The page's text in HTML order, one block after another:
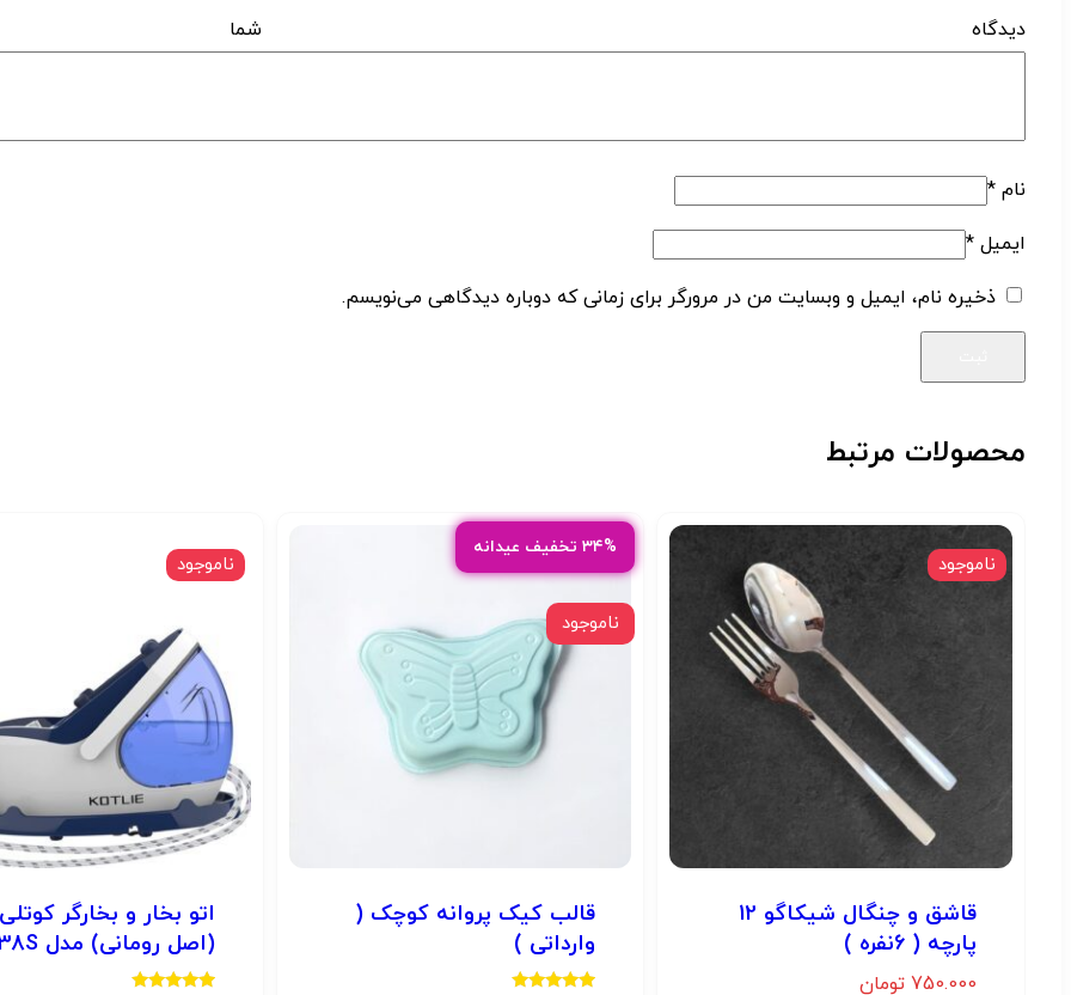
دیدگاه
نام *
ایمیل *
ذخیره نام، ایمیل و وبسایت من در مرورگر برای زمانی که دوباره دیدگاهی می‌نویسم.
محصولات مرتبط
ناموجود
قاشق و چنگال شیکاگو 12
پارچه ( 6نفره )
750.000 تومان
۳۴% تخفیف عیدانه
ناموجود
قالب کیک پروانه کوچک (
وارداتی )
ناموجود
اتو بخار و بخارگر کوتلی
(اصل رومانی) مدل LS-738S